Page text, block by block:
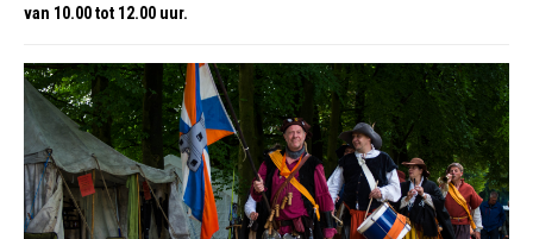
van 10.00 tot 12.00 uur.